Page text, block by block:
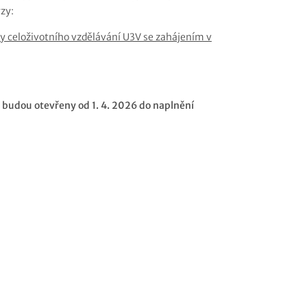
vzdělávání U3V se zahájením v
otevřeny od 1. 4. 2026 do naplnění